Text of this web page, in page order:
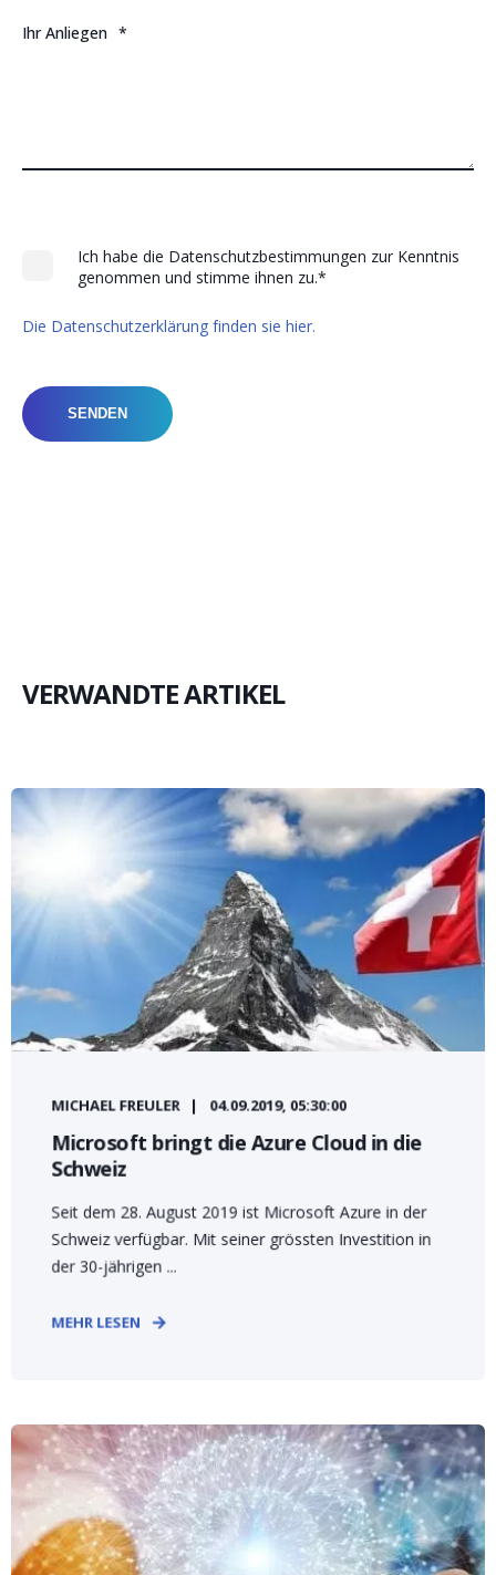
Ihr Anliegen *
Ich habe die Datenschutzbestimmungen zur Kenntnis
genommen und stimme ihnen zu.*
Die Datenschutzerklärung finden sie hier.
VERWANDTE ARTIKEL
MICHAEL FREULER 04.09.2019, 05:30:00
Microsoft bringt die Azure Cloud in die
Schweiz
Seit dem 28. August 2019 ist Microsoft Azure in der
Schweiz verfügbar. Mit seiner grössten Investition in
der 30-jährigen ...
MEHR LESEN